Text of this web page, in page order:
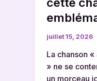
juillet 15, 2026
La chanson
» ne se
un morceau